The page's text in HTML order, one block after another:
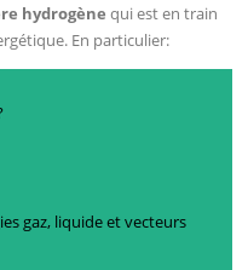
hydrogène qui est en train
En particulier:
gaz, liquide et vecteurs